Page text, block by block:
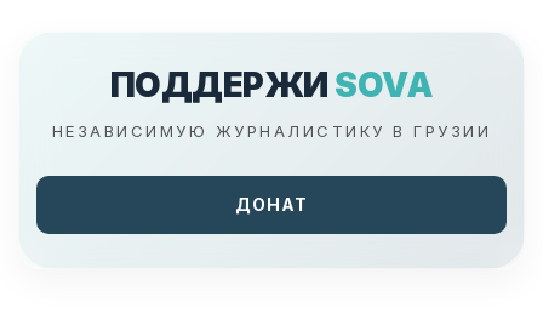
ПОДДЕРЖИ SOVA
НЕЗАВИСИМУЮ ЖУРНАЛИСТИКУ В ГРУЗИИ
ДОНАТ